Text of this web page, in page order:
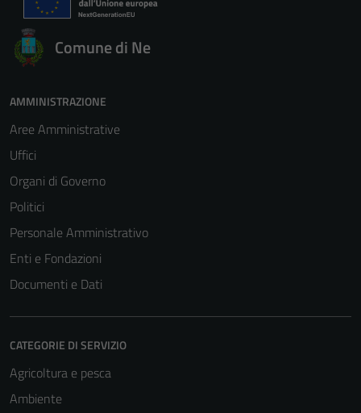
Comune di Ne
AMMINISTRAZIONE
Aree Amministrative
Uffici
Organi di Governo
Politici
Personale Amministrativo
Enti e Fondazioni
Documenti e Dati
CATEGORIE DI SERVIZIO
Agricoltura e pesca
Ambiente